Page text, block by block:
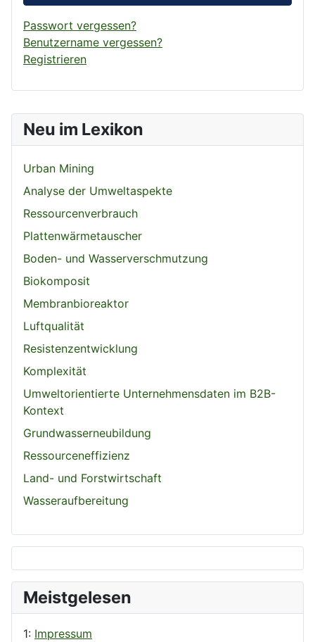
Neu im Lexikon
Urban Mining
Analyse der Umweltaspekte
Ressourcenverbrauch
Plattenwärmetauscher
Boden- und Wasserverschmutzung
Biokomposit
Membranbioreaktor
Luftqualität
Resistenzentwicklung
Komplexität
Umweltorientierte Unternehmensdaten im B2B-
Kontext
Grundwasserneubildung
Ressourceneffizienz
Land- und Forstwirtschaft
Wasseraufbereitung
Meistgelesen
1: Impressum
Passwort vergessen?
Benutzername vergessen?
Registrieren